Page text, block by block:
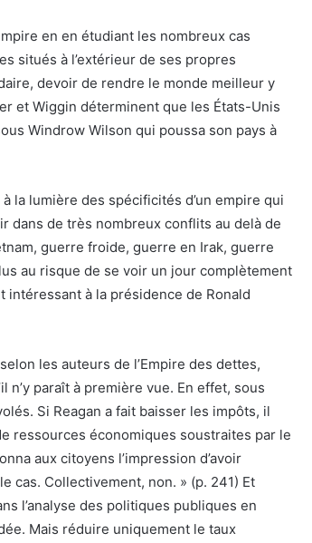
en en étudiant les nombreux cas
situés à l’extérieur de ses propres
devoir de rendre le monde meilleur y
et Wiggin déterminent que les États-Unis
Windrow Wilson qui poussa son pays à
la lumière des spécificités d’un empire qui
dans de très nombreux conflits au delà de
guerre froide, guerre en Irak, guerre
au risque de se voir un jour complètement
à la présidence de Ronald
les auteurs de l’Empire des dettes,
n’y paraît à première vue. En effet, sous
Si Reagan a fait baisser les impôts, il
ressources économiques soustraites par le
aux citoyens l’impression d’avoir
cas. Collectivement, non. » (p. 241) Et
l’analyse des politiques publiques en
Mais réduire uniquement le taux